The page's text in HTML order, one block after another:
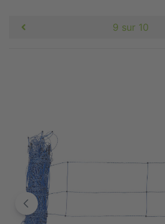
9 sur 10